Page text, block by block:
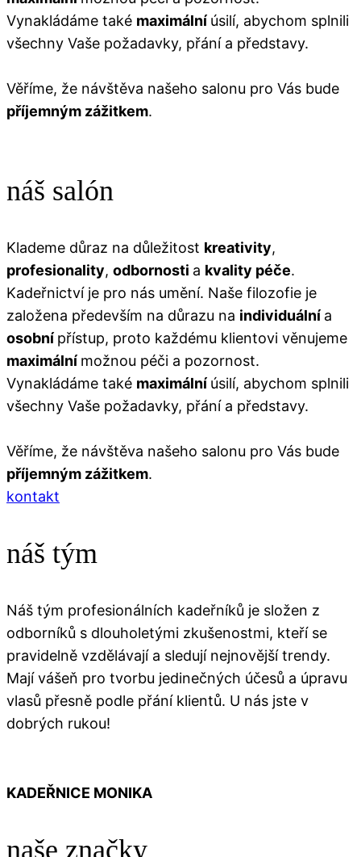
Vynakládáme také maximální úsilí, abychom splnili
všechny Vaše požadavky, přání a představy.
Věříme, že návštěva našeho salonu pro Vás bude
příjemným zážitkem.
náš salón
Klademe důraz na důležitost kreativity,
profesionality, odbornosti a kvality péče.
Kadeřnictví je pro nás umění. Naše filozofie je
založena především na důrazu na individuální a
osobní přístup, proto každému klientovi věnujeme
maximální možnou péči a pozornost.
Vynakládáme také maximální úsilí, abychom splnili
všechny Vaše požadavky, přání a představy.
Věříme, že návštěva našeho salonu pro Vás bude
příjemným zážitkem.
kontakt
náš tým
Náš tým profesionálních kadeřníků je složen z
odborníků s dlouholetými zkušenostmi, kteří se
pravidelně vzdělávají a sledují nejnovější trendy.
Mají vášeň pro tvorbu jedinečných účesů a úpravu
vlasů přesně podle přání klientů. U nás jste v
dobrých rukou!
KADEŘNICE MONIKA
naše značky